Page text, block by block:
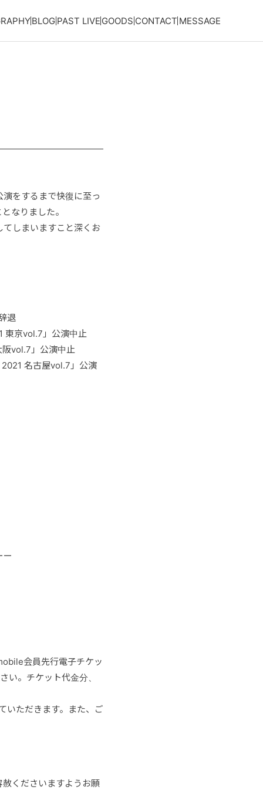
BLOG PAST LIVE GOODS CONTACT MESSAGE
をするまで快復に至っ
なりました。
しまいますこと深くお
退
東京vol.7」公演中止
vol.7」公演中止
名古屋vol.7」公演
ー
会員先行電子チケッ
い。チケット代金分、
いただきます。また、ご
くださいますようお願